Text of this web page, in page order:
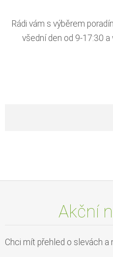
Rádi vám s výběrem
všední den od 9-17:30
Akční
Chci mít přehled o slevách a